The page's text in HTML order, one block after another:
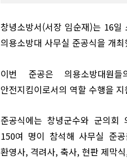
창녕소방서(서장 임순재)는 16일
의용소방대 사무실 준공식을 개최
이번 준공은 의용소방대원
안전지킴이로서의 역할 수행을
준공식에는 창녕군수와 군의회
150여 명이 참석해 사무실 준
환영사, 격려사, 축사, 현판 제막